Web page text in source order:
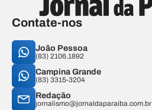
Contate-nos
João Pessoa
(83) 2106.1892
Campina Grande
(83) 3315-3204
Redação
jornalismo@jornaldaparaiba.com.br